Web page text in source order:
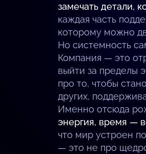
замечать детали,
каждая часть
которому можно
Но системность
Компания — это
выйти за пределы
про то, чтобы
других,
Именно отсюда
энергия, время —
что мир устроен
— это не про